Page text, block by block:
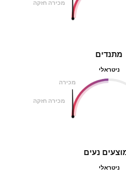
מתנדים
ניטראלי
מכירה
מכירה חזקה
מכירה חזקה
נעים
ניטראלי